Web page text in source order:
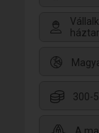
300-
A